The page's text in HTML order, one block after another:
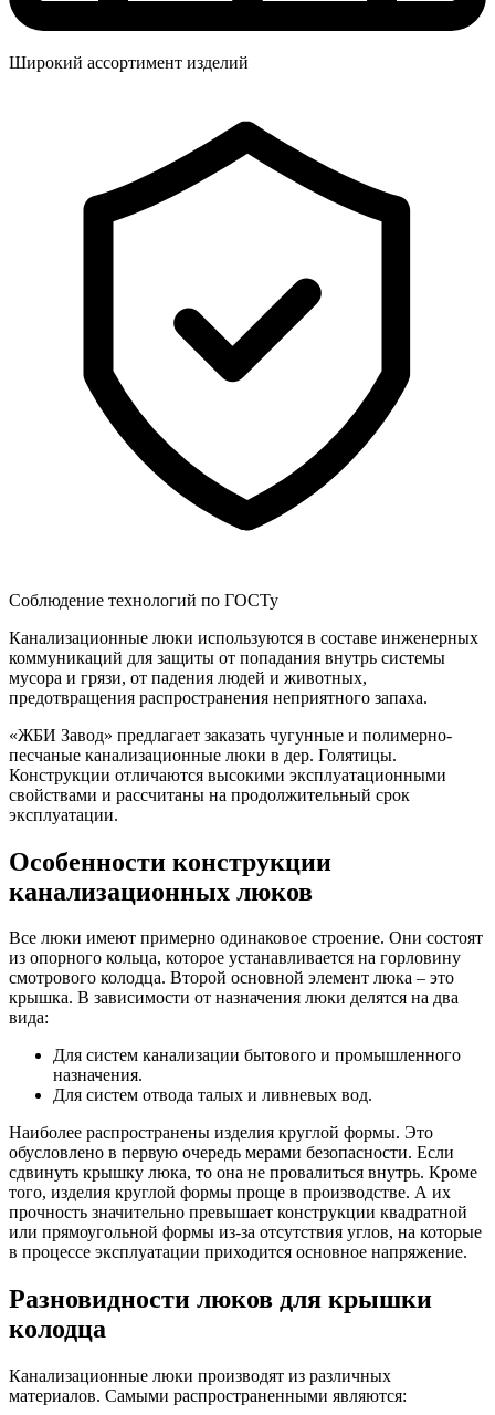
Широкий ассортимент изделий
Соблюдение технологий по ГОСТу
Канализационные люки используются в составе инженерных
коммуникаций для защиты от попадания внутрь системы
мусора и грязи, от падения людей и животных,
предотвращения распространения неприятного запаха.
«ЖБИ Завод» предлагает заказать чугунные и полимерно-
песчаные канализационные люки в дер. Голятицы.
Конструкции отличаются высокими эксплуатационными
свойствами и рассчитаны на продолжительный срок
эксплуатации.
Особенности конструкции
канализационных люков
Все люки имеют примерно одинаковое строение. Они состоят
из опорного кольца, которое устанавливается на горловину
смотрового колодца. Второй основной элемент люка – это
крышка. В зависимости от назначения люки делятся на два
вида:
Для систем канализации бытового и промышленного
назначения.
Для систем отвода талых и ливневых вод.
Наиболее распространены изделия круглой формы. Это
обусловлено в первую очередь мерами безопасности. Если
сдвинуть крышку люка, то она не провалиться внутрь. Кроме
того, изделия круглой формы проще в производстве. А их
прочность значительно превышает конструкции квадратной
или прямоугольной формы из-за отсутствия углов, на которые
в процессе эксплуатации приходится основное напряжение.
Разновидности люков для крышки
колодца
Канализационные люки производят из различных
материалов. Самыми распространенными являются: